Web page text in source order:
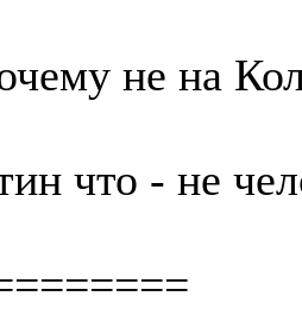
не на
что - не